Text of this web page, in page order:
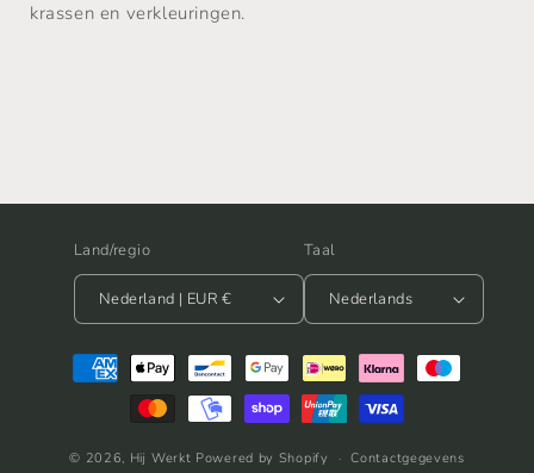
krassen en verkleuringen.
Land/regio
Nederland | EUR €
Taal
Nederlands
Betaalmethoden
© 2026, Hij Werkt Powered by Shopify Contactgegevens